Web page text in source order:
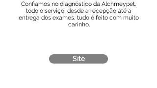
Confiamos no diagnóstico da Alchmeypet,
todo o serviço, desde a recepção até a
entrega dos exames, tudo é feito com muito
carinho.
Site